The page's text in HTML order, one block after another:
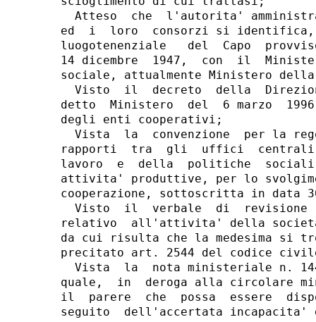
Atteso  che  l'autorita'
ed  i  loro  consorzi si
luogotenenziale   del  Capo
14 dicembre  1947,  con  il
sociale, attualmente Ministero
Visto  il  decreto  della
detto  Ministero  del  6 marzo
degli enti cooperativi;
Vista  la  convenzione  per la
rapporti  tra  gli  uffici  centrali
lavoro  e  della  politiche
attivita' produttive, per lo
cooperazione, sottoscritta in data 30
Visto  il  verbale  di  revisione
relativo  all'attivita' della societa'
da cui risulta che la medesima si
precitato art. 2544 del codice
Vista  la  nota ministeriale n.
quale,  in  deroga alla circolare
il  parere  che  possa  essere
seguito  dell'accertata